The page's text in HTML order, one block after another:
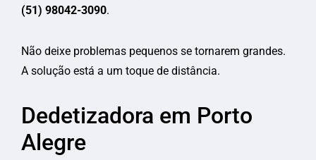
(51) 98042-3090.
Não deixe problemas pequenos se tornarem grandes.
A solução está a um toque de distância.
Dedetizadora em Porto
Alegre